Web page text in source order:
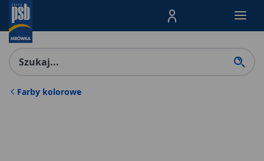
Menu Produktów,
Farby kolorowe